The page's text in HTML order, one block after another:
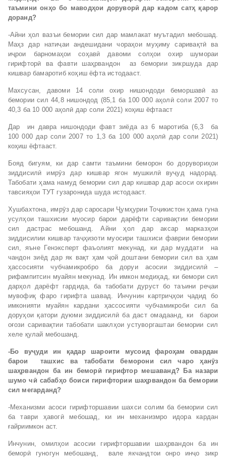
таъмини онҳо бо маводҳои доруворӣ дар кадом сатҳ қарор
доранд?
-Айни ҳол вазъи бемории сил дар мамлакат муътадил мебошад.
Маҳз дар натиҷаи андешидани чораҳои муҳиму саривақтӣ ва
иҷрои барномаҳои соҳавӣ давоми солҳои охир шумораи
гирифторӣ ва фавти шаҳрвандон аз бемории зикршуда дар
кишвар бамаротиб коҳиш ёфта истодааст.
Махсусан, давоми 14 соли охир нишондоди беморшавӣ аз
бемории сил 44,8 нишондод (85,1 ба 100 000 аҳолӣ соли 2007 то
40,3 ба 10 000 аҳолӣ дар соли 2021) коҳиш ёфтааст
Дар ин давра нишондоди фавт зиёда аз 6 маротиба (6,3 ба
100 000 дар соли 2007 то 1,3 ба 100 000 аҳолӣ дар соли 2021)
коҳиш ёфтааст.
Бояд бигуям, ки дар самти таъмини беморон бо дорувориҳои
зиддисилӣ имрӯз дар кишвар ягон мушкилӣ вуҷуд надорад.
Табобати ҳама намуд бемории сил дар кишвар дар асоси охирин
тавсияҳои ТУТ гузаронида шуда истодааст.
Хушбахтона, имрӯз дар саросари Ҷумҳурии Тоҷикистон ҳама гуна
усулҳои ташхисии муосир барои дарёфти саривақтии бемории
сил дастрас мебошанд. Айни ҳол дар аксар марказҳои
зиддисилии кишвар таҷҳизоти муосири ташхиси фаврии бемории
сил, яъне Генэксперт фаъолият мекунад, ки дар муддати на
чандон зиёд дар як вақт ҳам ҷой доштани бемории сил ва ҳам
ҳассосияти чубчамикробро ба доруи асосии зиддисилӣ –
рифампитсин муайян мекунад. Ин имкон медиҳад, ки бемори сил
дарҳол дарёфт гардида, ба табобати дуруст бо таъини реҷаи
мувофиқ фаро гирифта шавад. Инчунин картриҷҳои ҷадид бо
имконияти муайян кардани ҳассосияти чубчамикроби сил ба
доруҳои қатори дуюми зиддисилӣ ба даст омадаанд, ки барои
оғози саривақтии табобати шаклҳои устуворгаштаи бемории сил
хеле қулай мебошанд.
-Бо вуҷуди ин қадар шароити мусоид фароҳам овардан
барои ташхис ва табобати беморони сил чароҳанӯз
шаҳрвандон ба ин беморӣ гирифтор мешаванд? Ба назари
шумо ч ӣ сабабҳо боиси гирифтории шаҳрвандон ба бемории
сил мегарданд?
-Механизми асоси гирифторшавии шахси солим ба бемории сил
ба таври ҳавогӣ мебошад, ки ин механизмро идора кардан
ғайриимкон аст.
Инчунин, омилҳои асосии гирифторшавии шаҳрвандон ба ин
беморӣ гуногун мебошанд, вале якчандтои онро инҷо зикр